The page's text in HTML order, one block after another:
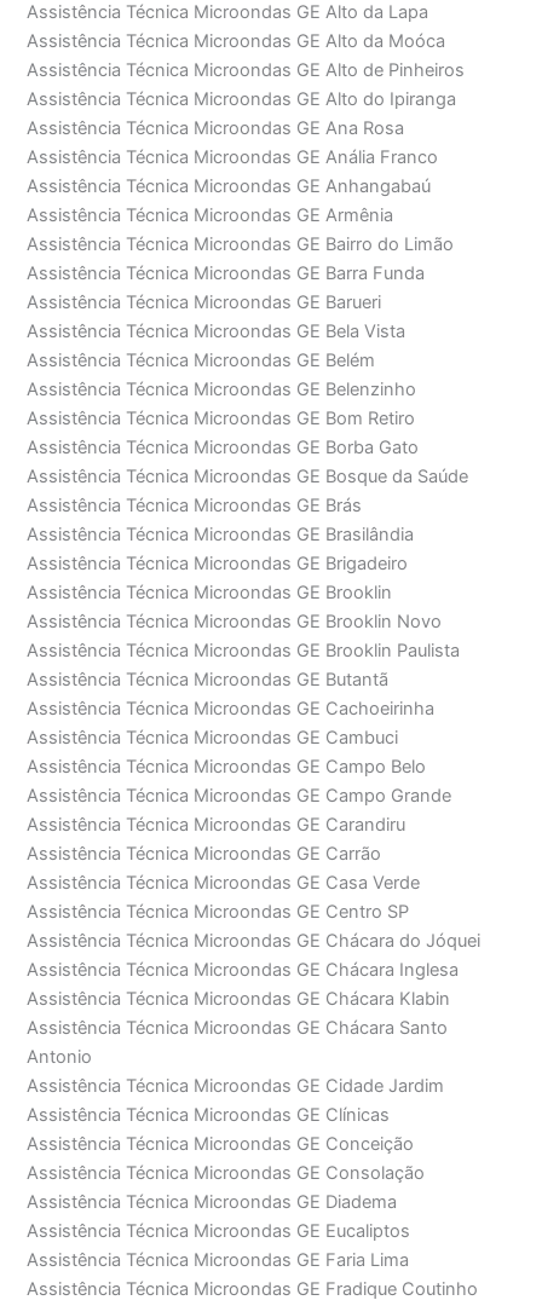
Assistência Técnica Microondas GE Alto da Lapa
Assistência Técnica Microondas GE Alto da Moóca
Assistência Técnica Microondas GE Alto de Pinheiros
Assistência Técnica Microondas GE Alto do Ipiranga
Assistência Técnica Microondas GE Ana Rosa
Assistência Técnica Microondas GE Anália Franco
Assistência Técnica Microondas GE Anhangabaú
Assistência Técnica Microondas GE Armênia
Assistência Técnica Microondas GE Bairro do Limão
Assistência Técnica Microondas GE Barra Funda
Assistência Técnica Microondas GE Barueri
Assistência Técnica Microondas GE Bela Vista
Assistência Técnica Microondas GE Belém
Assistência Técnica Microondas GE Belenzinho
Assistência Técnica Microondas GE Bom Retiro
Assistência Técnica Microondas GE Borba Gato
Assistência Técnica Microondas GE Bosque da Saúde
Assistência Técnica Microondas GE Brás
Assistência Técnica Microondas GE Brasilândia
Assistência Técnica Microondas GE Brigadeiro
Assistência Técnica Microondas GE Brooklin
Assistência Técnica Microondas GE Brooklin Novo
Assistência Técnica Microondas GE Brooklin Paulista
Assistência Técnica Microondas GE Butantã
Assistência Técnica Microondas GE Cachoeirinha
Assistência Técnica Microondas GE Cambuci
Assistência Técnica Microondas GE Campo Belo
Assistência Técnica Microondas GE Campo Grande
Assistência Técnica Microondas GE Carandiru
Assistência Técnica Microondas GE Carrão
Assistência Técnica Microondas GE Casa Verde
Assistência Técnica Microondas GE Centro SP
Assistência Técnica Microondas GE Chácara do Jóquei
Assistência Técnica Microondas GE Chácara Inglesa
Assistência Técnica Microondas GE Chácara Klabin
Assistência Técnica Microondas GE Chácara Santo
Antonio
Assistência Técnica Microondas GE Cidade Jardim
Assistência Técnica Microondas GE Clínicas
Assistência Técnica Microondas GE Conceição
Assistência Técnica Microondas GE Consolação
Assistência Técnica Microondas GE Diadema
Assistência Técnica Microondas GE Eucaliptos
Assistência Técnica Microondas GE Faria Lima
Assistência Técnica Microondas GE Fradique Coutinho